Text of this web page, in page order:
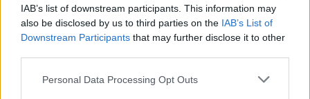
IAB’s list of downstream participants. This information may
also be disclosed by us to third parties on the IAB’s List of
Downstream Participants that may further disclose it to other
Personal Data Processing Opt Outs
Chanteurs : Owlle
Albums : France